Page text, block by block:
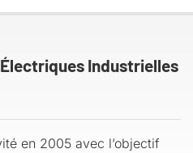
Industrielles
en 2005 avec l’objectif